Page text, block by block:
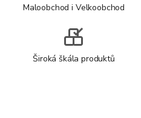
Maloobchod i Velkoobchod
Široká škála produktů